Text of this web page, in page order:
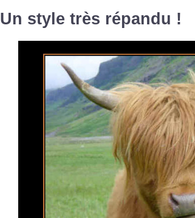
Un style très répandu !